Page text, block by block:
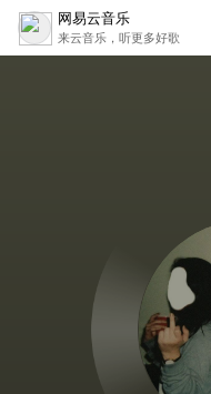
网易云音乐
来云音乐，听更多好歌